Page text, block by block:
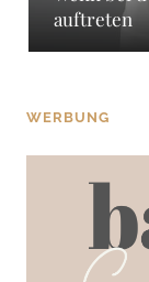
auftreten
WERBUNG